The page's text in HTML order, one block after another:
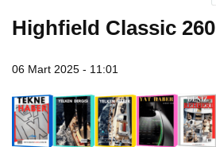
Highfield Classic 260
06 Mart 2025 - 11:01